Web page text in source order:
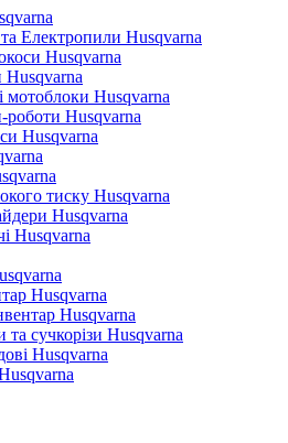
Електропили Husqvarna
Husqvarna
Husqvarna
мотоблоки Husqvarna
роботи Husqvarna
Husqvarna
тиску Husqvarna
Husqvarna
Husqvarna
Husqvarna
Husqvarna
та сучкорізи Husqvarna
Husqvarna